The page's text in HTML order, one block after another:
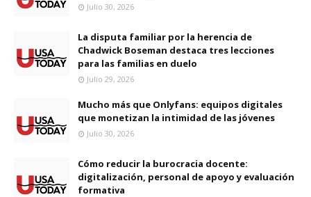
Julio 30, 2026
La disputa familiar por la herencia de
Chadwick Boseman destaca tres lecciones
para las familias en duelo
Julio 29, 2026
Mucho más que Onlyfans: equipos digitales
que monetizan la intimidad de las jóvenes
Julio 30, 2026
Cómo reducir la burocracia docente:
digitalización, personal de apoyo y evaluación
formativa